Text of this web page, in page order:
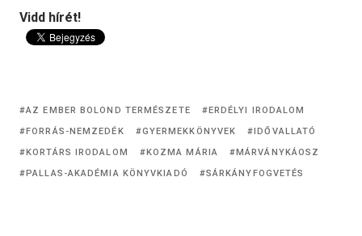
Vidd hírét!
AZ EMBER BOLOND TERMÉSZETE
ERDÉLYI IRODALOM
FORRÁS-NEMZEDÉK
GYERMEKKÖNYVEK
IDŐVALLATÓ
KORTÁRS IRODALOM
KOZMA MÁRIA
MÁRVÁNYKÁOSZ
PALLAS-AKADÉMIA KÖNYVKIADÓ
SÁRKÁNYFOGVETÉS